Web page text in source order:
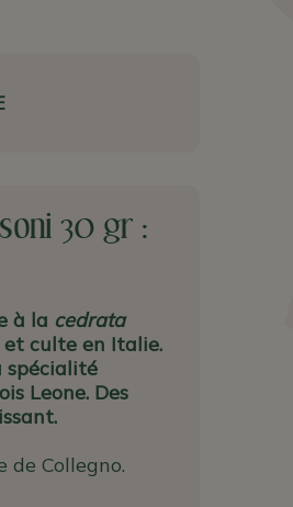
30 gr :
à la cedrata
culte en Italie.
spécialité
Leone. Des
de Collegno.